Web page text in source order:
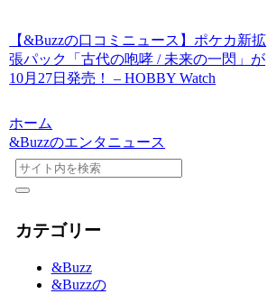
【&Buzzの口コミニュース】ポケカ新拡
張パック「古代の咆哮 / 未来の一閃」が
10月27日発売！ – HOBBY Watch
ホーム
&Buzzのエンタニュース
カテゴリー
&Buzz
&Buzzの